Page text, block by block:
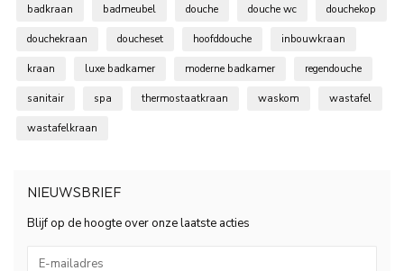
badkraan badmeubel douche douche wc douchekop
douchekraan doucheset hoofddouche inbouwkraan
kraan luxe badkamer moderne badkamer regendouche
sanitair spa thermostaatkraan waskom wastafel
wastafelkraan
NIEUWSBRIEF
Blijf op de hoogte over onze laatste acties